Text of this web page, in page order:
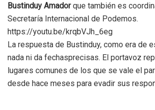
Bustinduy Amadorque también es
Secretaría Internacional de Podemos.
https://youtu.be/krqbVJh_6eg
La respuesta de Bustinduy, como era de
nada ni da fechasprecisas. El portavoz
lugares comunes de los que se vale el
desde hace meses para evadir sus